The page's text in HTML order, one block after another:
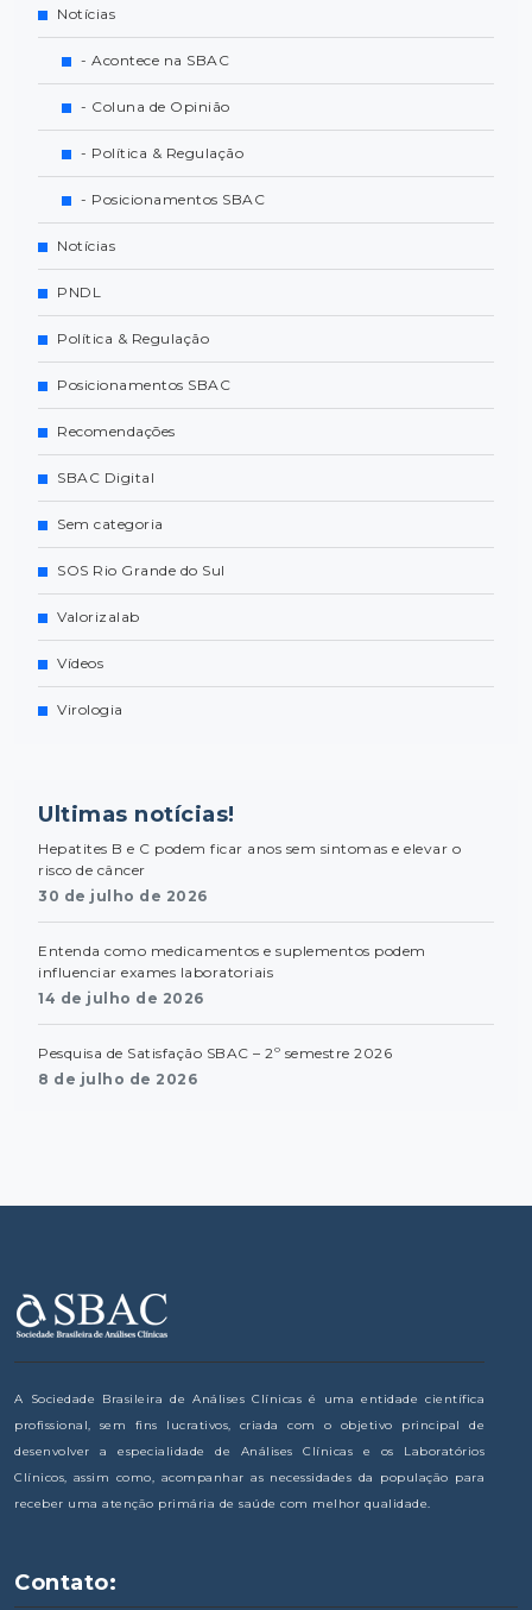
Notícias
- Acontece na SBAC
- Coluna de Opinião
- Política & Regulação
- Posicionamentos SBAC
Notícias
PNDL
Política & Regulação
Posicionamentos SBAC
Recomendações
SBAC Digital
Sem categoria
SOS Rio Grande do Sul
Valorizalab
Vídeos
Virologia
Ultimas notícias!
Hepatites B e C podem ficar anos sem sintomas e elevar o
risco de câncer
30 de julho de 2026
Entenda como medicamentos e suplementos podem
influenciar exames laboratoriais
14 de julho de 2026
Pesquisa de Satisfação SBAC – 2º semestre 2026
8 de julho de 2026
A Sociedade Brasileira de Análises Clínicas é uma entidade científica
profissional, sem fins lucrativos, criada com o objetivo principal de
desenvolver a especialidade de Análises Clínicas e os Laboratórios
Clínicos, assim como, acompanhar as necessidades da população para
receber uma atenção primária de saúde com melhor qualidade.
Contato: